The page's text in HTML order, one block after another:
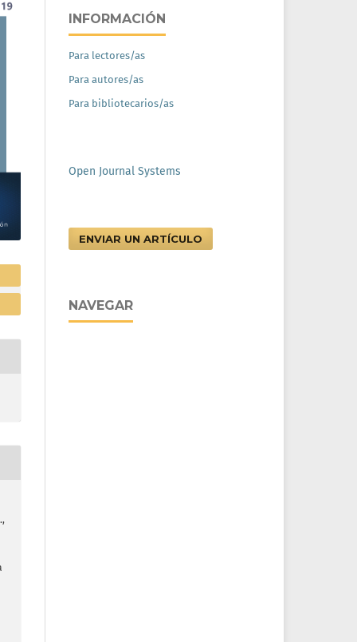
INFORMACIÓN
Para lectores/as
Para autores/as
Para bibliotecarios/as
Open Journal Systems
ENVIAR UN ARTÍCULO
NAVEGAR